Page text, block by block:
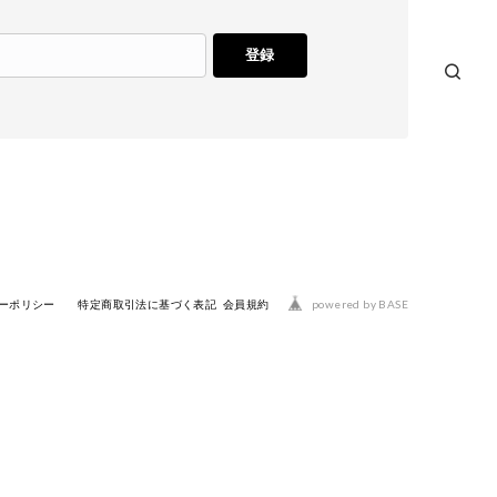
登録
ポリシー 特定商取引法に基づく表記 会員規約 powered by BASE